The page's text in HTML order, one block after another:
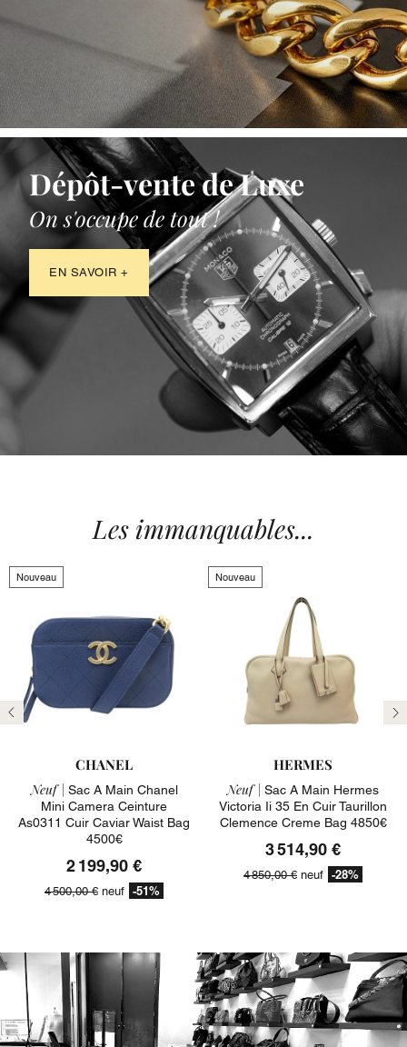
Dépôt-vente de Luxe
On s'occupe de tout !
EN SAVOIR +
Précédent
Les immanquables...
Nouveau
CHANEL
Neuf | Sac A Main Chanel
Mini Camera Ceinture
As0311 Cuir Caviar Waist Bag
4500€
2 199,90 €
4 500,00 € neuf -51%
Nouveau
HERMES
Neuf | Sac A Main Hermes
Victoria Ii 35 En Cuir Taurillon
Clemence Creme Bag 4850€
3 514,90 €
4 850,00 € neuf -28%